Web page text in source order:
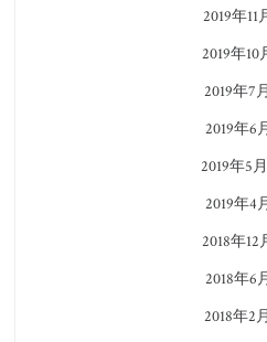
2019年11
2019年10
2019年7月
2019年6
2019年5月
2019年4
2018年12
2018年6
2018年2月